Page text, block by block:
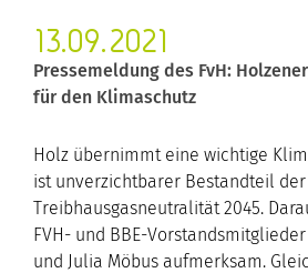
13.09.2021
Pressemeldung des FvH:
für den Klimaschutz
Holz übernimmt eine wichtige
ist unverzichtbarer Bestandteil der
Treibhausgasneutralität 2045.
FVH- und BBE-
und Julia Möbus aufmerksam.